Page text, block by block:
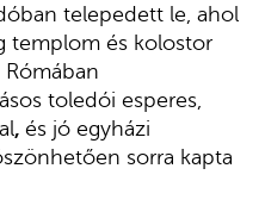
telepedett le, ahol
templom és kolostor
toledói esperes,
, és jó egyházi
sorra kapta